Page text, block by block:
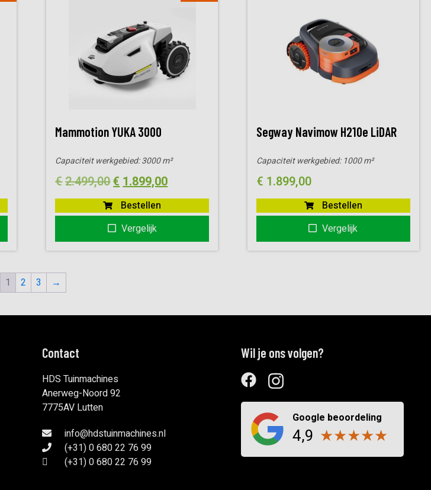
Mammotion YUKA 3000
Capaciteit werkgebied:3000 m²
€2.499,00Oorspronkelijke
prijs
was:
€2.499,00.
€1.899,00Huidige
prijs
is:
Bestellen
Vergelijk
Segway Navimow H210e LiDAR
Capaciteit werkgebied: 1000 m²
€ 1.899,00
Bestellen
Vergelijk
1 2 3 →
Contact
HDS Tuinmachines
Anerweg-Noord 92
7775AV Lutten
info@hdstuinmachines.nl
(+31) 0 680 22 76 99
(+31) 0 680 22 76 99
Wil je ons volgen?
Google beoordeling
4,9 ★★★★★